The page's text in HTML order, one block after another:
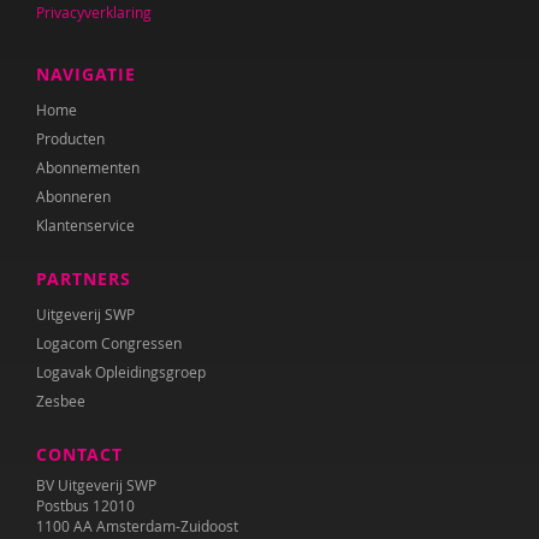
Ester van den Boog
Caroline Boudry
Shirine Bousaid
Miranda Bron
Helma Brouwers
Arie de Bruin
Ed Buitenhek
Wouter Bulckaert
Theo Cappon
Lieve Claeys
Privacyverklaring
NAVIGATIE
Home
Producten
Abonnementen
Abonneren
Klantenservice
PARTNERS
Uitgeverij SWP
Logacom Congressen
Logavak Opleidingsgroep
Zesbee
CONTACT
BV Uitgeverij SWP
Postbus 12010
1100 AA Amsterdam-Zuidoost